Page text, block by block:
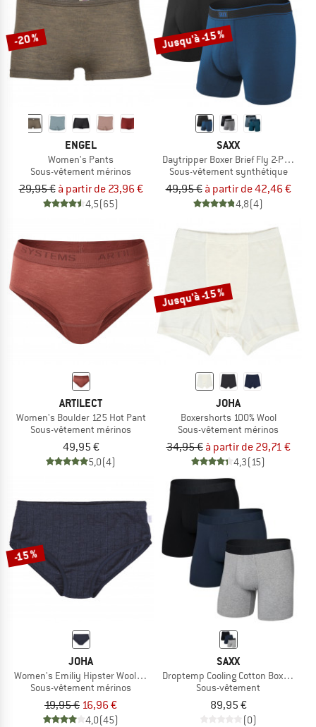
-20 %
ENGEL
Women's Pants
Sous-vêtement mérinos
29,95 € à partir de 23,96 €
4,5(65)
Jusqu'à -15 %
SAXX
Daytripper Boxer Brief Fly 2-Pack
Sous-vêtement synthétique
49,95 € à partir de 42,46 €
4,8(4)
ARTILECT
Women's Boulder 125 Hot Pant
Sous-vêtement mérinos
49,95 €
5,0(4)
Jusqu'à -15 %
JOHA
Boxershorts 100% Wool
Sous-vêtement mérinos
34,95 € à partir de 29,71 €
4,3(15)
-15 %
JOHA
Women's Emiliy Hipster Wool & Silk
Sous-vêtement mérinos
19,95 € 16,96 €
4,0(45)
SAXX
Droptemp Cooling Cotton Boxer Brief
Sous-vêtement
89,95 €
(0)